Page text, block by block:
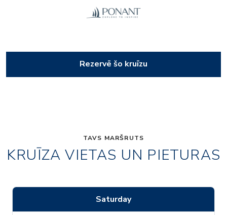
Rezervē šo kruīzu
TAVS MARŠRUTS
KRUĪZA VIETAS UN PIETURAS
Saturday